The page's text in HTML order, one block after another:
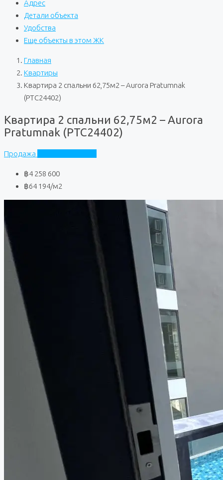
Адрес
Детали объекта
Удобства
Еще объекты в этом ЖК
Главная
Квартиры
Квартира 2 спальни 62,75м2 – Aurora Pratumnak
(PTC24402)
Квартира 2 спальни 62,75м2 – Aurora
Pratumnak (PTC24402)
Продажа
฿4 258 600
฿64 194/м2